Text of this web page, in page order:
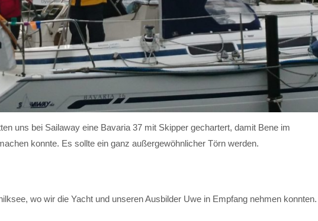
uns bei Sailaway eine Bavaria 37 mit Skipper gechartert, damit Bene im
konnte. Es sollte ein ganz außergewöhnlicher Törn werden.
wo wir die Yacht und unseren Ausbilder Uwe in Empfang nehmen konnten.